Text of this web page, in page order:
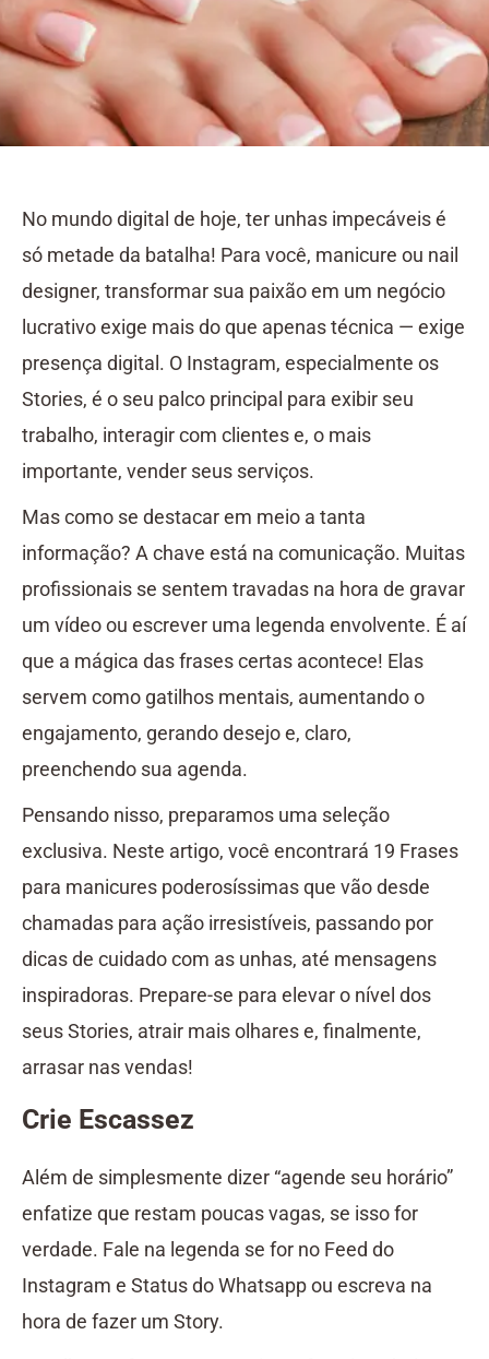
No mundo digital de hoje, ter unhas impecáveis é
só metade da batalha! Para você, manicure ou nail
designer, transformar sua paixão em um negócio
lucrativo exige mais do que apenas técnica — exige
presença digital. O Instagram, especialmente os
Stories, é o seu palco principal para exibir seu
trabalho, interagir com clientes e, o mais
importante, vender seus serviços.
Mas como se destacar em meio a tanta
informação? A chave está na comunicação. Muitas
profissionais se sentem travadas na hora de gravar
um vídeo ou escrever uma legenda envolvente. É aí
que a mágica das frases certas acontece! Elas
servem como gatilhos mentais, aumentando o
engajamento, gerando desejo e, claro,
preenchendo sua agenda.
Pensando nisso, preparamos uma seleção
exclusiva. Neste artigo, você encontrará 19 Frases
para manicures poderosíssimas que vão desde
chamadas para ação irresistíveis, passando por
dicas de cuidado com as unhas, até mensagens
inspiradoras. Prepare-se para elevar o nível dos
seus Stories, atrair mais olhares e, finalmente,
arrasar nas vendas!
Crie Escassez
Além de simplesmente dizer “agende seu horário”
enfatize que restam poucas vagas, se isso for
verdade. Fale na legenda se for no Feed do
Instagram e Status do Whatsapp ou escreva na
hora de fazer um Story.